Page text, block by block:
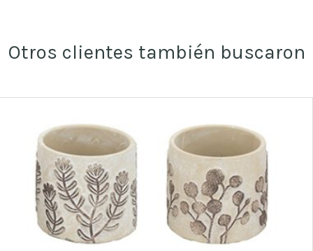
Otros clientes también buscaron